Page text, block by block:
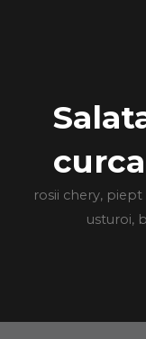
rosii chery, piept
usturoi,